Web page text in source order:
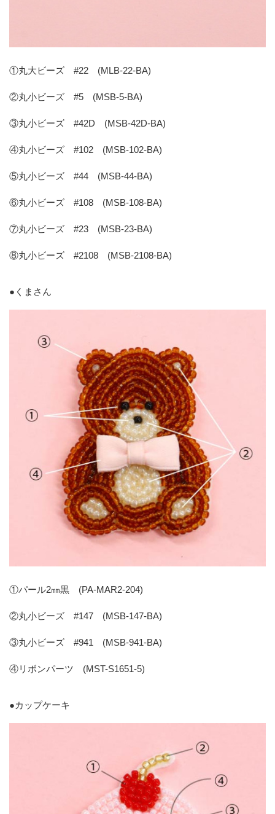
①丸大ビーズ #22 (MLB-22-BA)
②丸小ビーズ #5 (MSB-5-BA)
③丸小ビーズ #42D (MSB-42D-BA)
④丸小ビーズ #102 (MSB-102-BA)
⑤丸小ビーズ #44 (MSB-44-BA)
⑥丸小ビーズ #108 (MSB-108-BA)
⑦丸小ビーズ #23 (MSB-23-BA)
⑧丸小ビーズ #2108 (MSB-2108-BA)
●くまさん
①パール2㎜黒 (PA-MAR2-204)
②丸小ビーズ #147 (MSB-147-BA)
③丸小ビーズ #941 (MSB-941-BA)
④リボンパーツ (MST-S1651-5)
●カップケーキ